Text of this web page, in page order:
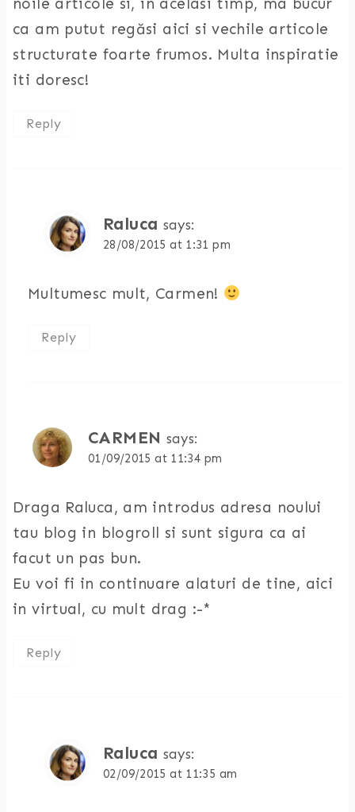
ca am putut regăsi aici si vechile articole
structurate foarte frumos. Multa inspiratie
iti doresc!
Reply
Raluca says:
28/08/2015 at 1:31 pm
Multumesc mult, Carmen!
Reply
CARMEN says:
01/09/2015 at 11:34 pm
Draga Raluca, am introdus adresa noului
tau blog in blogroll si sunt sigura ca ai
facut un pas bun.
Eu voi fi in continuare alaturi de tine, aici
in virtual, cu mult drag :-*
Reply
Raluca says:
02/09/2015 at 11:35 am